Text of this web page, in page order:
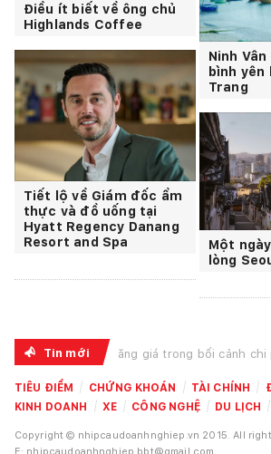
Điều ít biết về ông chủ
Highlands Coffee
Tiết lộ về Giám đốc ẩm
thực và đồ uống tại
Hyatt Regency Danang
Resort and Spa
Ninh
bình yên
Trang
Một
lòng
Tin mới
bối cảnh chi phí bộ nhớ và linh kiện lưu trữ leo thang, chịu t...
TIÊU ĐIỂM CHỨNG KHOÁN TÀI CHÍNH
KINH DOANH
XE CÔNG NGHỆ DU LỊCH
Copyright © nhipcaudoanhnghiep.vn 2015. All
E: nhipcaudoanhnghiep.bbt@gmail.com